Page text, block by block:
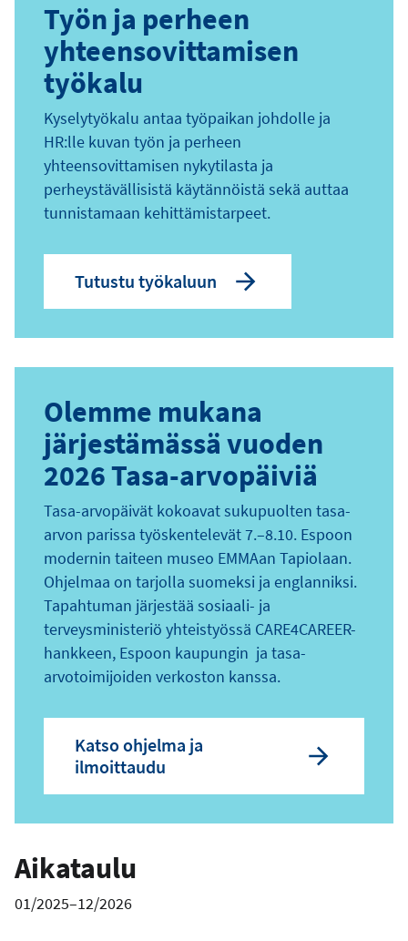
Työn ja perheen
yhteensovittamisen
työkalu
Kyselytyökalu antaa työpaikan johdolle ja
HR:lle kuvan työn ja perheen
yhteensovittamisen nykytilasta ja
perheystävällisistä käytännöistä sekä auttaa
tunnistamaan kehittämistarpeet.
Tutustu työkaluun
Olemme mukana
järjestämässä vuoden
2026 Tasa-arvopäiviä
Tasa-arvopäivät kokoavat sukupuolten tasa-
arvon parissa työskentelevät 7.–8.10. Espoon
modernin taiteen museo EMMAan Tapiolaan.
Ohjelmaa on tarjolla suomeksi ja englanniksi.
Tapahtuman järjestää sosiaali- ja
terveysministeriö yhteistyössä CARE4CAREER-
hankkeen, Espoon kaupungin ja tasa-
arvotoimijoiden verkoston kanssa.
Katso ohjelma ja
ilmoittaudu
Aikataulu
01/2025–12/2026